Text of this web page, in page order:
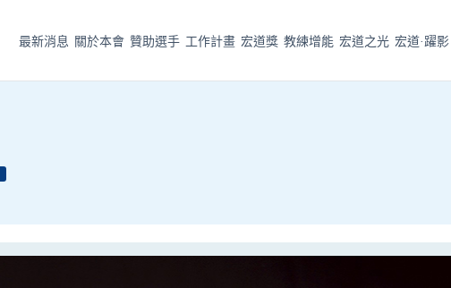
最新消息 關於本會 贊助選手 工作計畫 宏道獎 教練增能 宏道之光 宏道·躍影